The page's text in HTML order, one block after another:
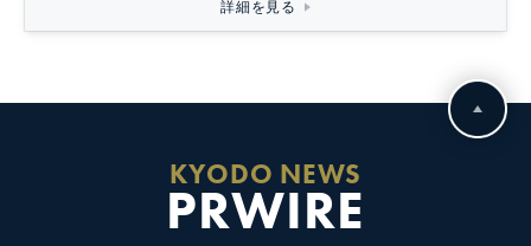
詳細を見る
KYODO NEWS
PRWIRE